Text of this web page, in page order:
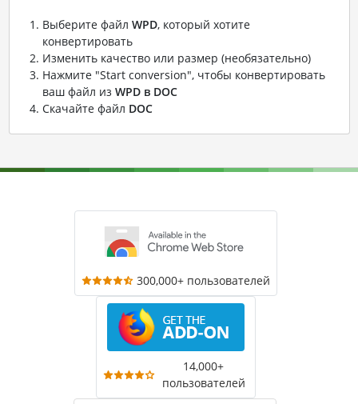
Выберите файл WPD, который хотите
конвертировать
Изменить качество или размер (необязательно)
Нажмите "Start conversion", чтобы конвертировать
ваш файл из WPD в DOC
Скачайте файл DOC
300,000+ пользователей
14,000+
пользователей